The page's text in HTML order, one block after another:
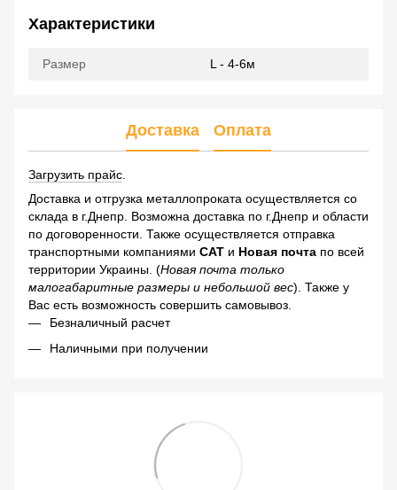
Характеристики
Размер L - 4-6м
Доставка Оплата
Загрузить прайс
Доставка и отгрузка металлопроката осуществляется со
склада в г.Днепр. Возможна доставка по г.Днепр и области
по договоренности. Также осуществляется отправка
транспортными компаниями САТ и Новая почта по всей
территории Украины. (Новая почта только
малогабаритные размеры и небольшой вес). Также у
Вас есть возможность совершить самовывоз.
Безналичный расчет
Наличными при получении